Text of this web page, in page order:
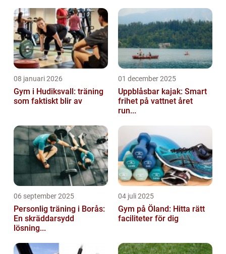
spelplanen. Tennisbollar är en viktig d...
08 januari 2026
Gym i Hudiksvall: träning
som faktiskt blir av
01 december 2025
Uppblåsbar kajak: Smart
frihet på vattnet året
run...
06 september 2025
Personlig träning i Borås:
En skräddarsydd
lösning...
04 juli 2025
Gym på Öland: Hitta rätt
faciliteter för dig